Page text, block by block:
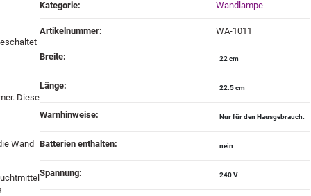
Diese
Wand
Produkteigenschaft
Wert
Kategorie: Wandlampe
Artikelnummer: WA-1011
Breite‍: 22 cm
Länge‍: 22.5 cm
Warnhinweise‍: Nur für den Hausgebrauch.
Batterien enthalten‍: nein
Spannung‍: 240 V